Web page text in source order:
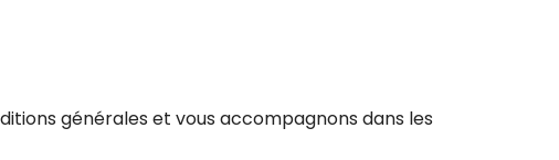
générales et vous accompagnons dans les